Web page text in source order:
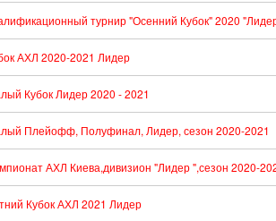
турнир "Осенний Кубок" 2020
АХЛ 2020-2021 Лидер
Кубок Лидер 2020 - 2021
Плейофф, Полуфинал, Лидер, сезон 2020-2021
АХЛ Киева,дивизион "Лидер ",сезон 2020-
Кубок АХЛ 2021 Лидер